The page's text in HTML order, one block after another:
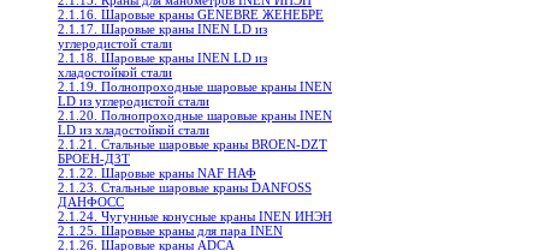
2.1.16. Шаровые краны GENEBRE ЖЕНЕБРЕ
2.1.17. Шаровые краны INEN LD из
углеродистой стали
2.1.18. Шаровые краны INEN LD из
хладостойкой стали
2.1.19. Полнопроходные шаровые краны INEN
LD из углеродистой стали
2.1.20. Полнопроходные шаровые краны INEN
LD из хладостойкой стали
2.1.21. Стальные шаровые краны BROEN-DZT
БРОЕН-ДЗТ
2.1.22. Шаровые краны NAF НАФ
2.1.23. Стальные шаровые краны DANFOSS
ДАНФОСС
2.1.24. Чугунные конусные краны INEN ИНЭН
2.1.25. Шаровые краны для пара INEN
2.1.26. Шаровые краны ADCA